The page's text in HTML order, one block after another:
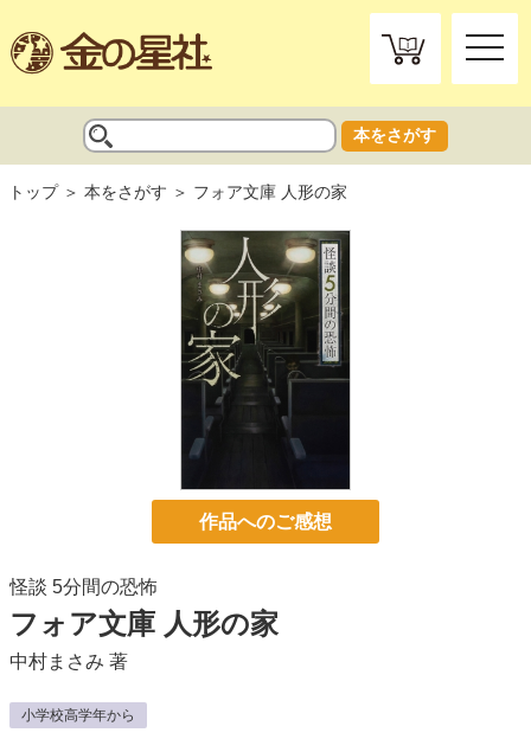
toggle
本をさがす
トップ 本をさがす フォア文庫 人形の家
作品へのご感想
怪談 5分間の恐怖
フォア文庫 人形の家
中村まさみ 著
小学校高学年から